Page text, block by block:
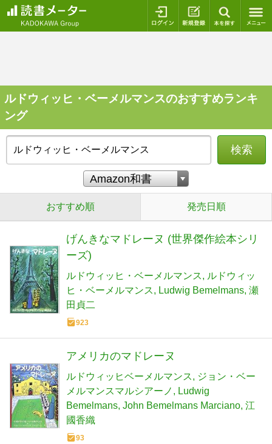
ログイン 新規登録
ルドウィッヒ・ベーメルマンスのおすすめランキ
ング
検索
おすすめ順 発売日順
げんきなマドレーヌ (世界傑作絵本シリ
ーズ)
ルドウィッヒ・ベーメルマンス
ルドウィッ
ヒ・ベーメルマンス
Ludwig Bemelmans 瀬
田貞二
923
アメリカのマドレーヌ
ルドウィッヒベーメルマンス
ジョン・ベー
メルマンスマルシアーノ
Ludwig
Bemelmans John Bemelmans Marciano 江
國香織
93